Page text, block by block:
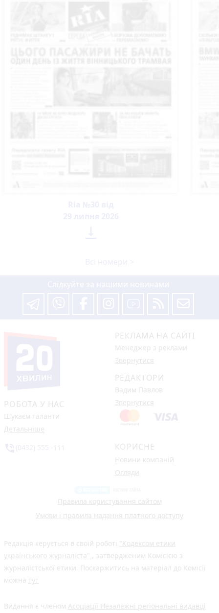
РОБОТА У НАС
Шукаєм таланти
Детальніше
РЕКЛАМА НА САЙТІ
Менеджер з реклами
Звернутися
РЕДАКТОРИ
Вадим Павлов
Звернутися
КОРИСНЕ
Новини компаній
Огляди
Правила користування сайтом
Умови і правила надання платного доступу
Редакція керується в своїй роботі "Кодексом етики
українського журналіста" , затвердженим Комісією з
журналістської етики. Поскаржитись на матеріал до Комісії
можна тут
Видання є членом Асоціації Незалежні регіональні видавці